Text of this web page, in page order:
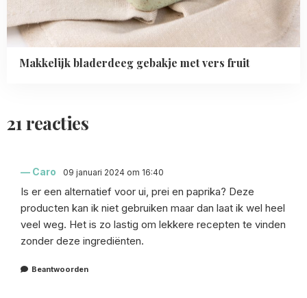
Makkelijk bladerdeeg gebakje met vers fruit
21 reacties
Caro 09 januari 2024 om 16:40
Is er een alternatief voor ui, prei en paprika? Deze
producten kan ik niet gebruiken maar dan laat ik wel heel
veel weg. Het is zo lastig om lekkere recepten te vinden
zonder deze ingrediënten.
Beantwoorden